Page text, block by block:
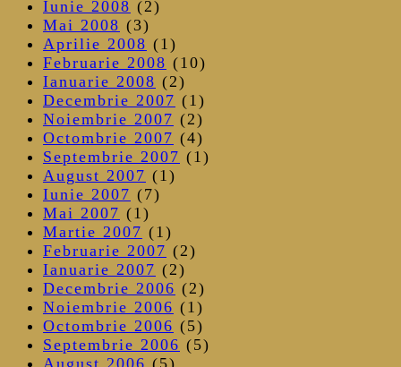
Iunie 2008 (2)
Mai 2008 (3)
Aprilie 2008 (1)
Februarie 2008 (10)
Ianuarie 2008 (2)
Decembrie 2007 (1)
Noiembrie 2007 (2)
Octombrie 2007 (4)
Septembrie 2007 (1)
August 2007 (1)
Iunie 2007 (7)
Mai 2007 (1)
Martie 2007 (1)
Februarie 2007 (2)
Ianuarie 2007 (2)
Decembrie 2006 (2)
Noiembrie 2006 (1)
Octombrie 2006 (5)
Septembrie 2006 (5)
August 2006 (5)